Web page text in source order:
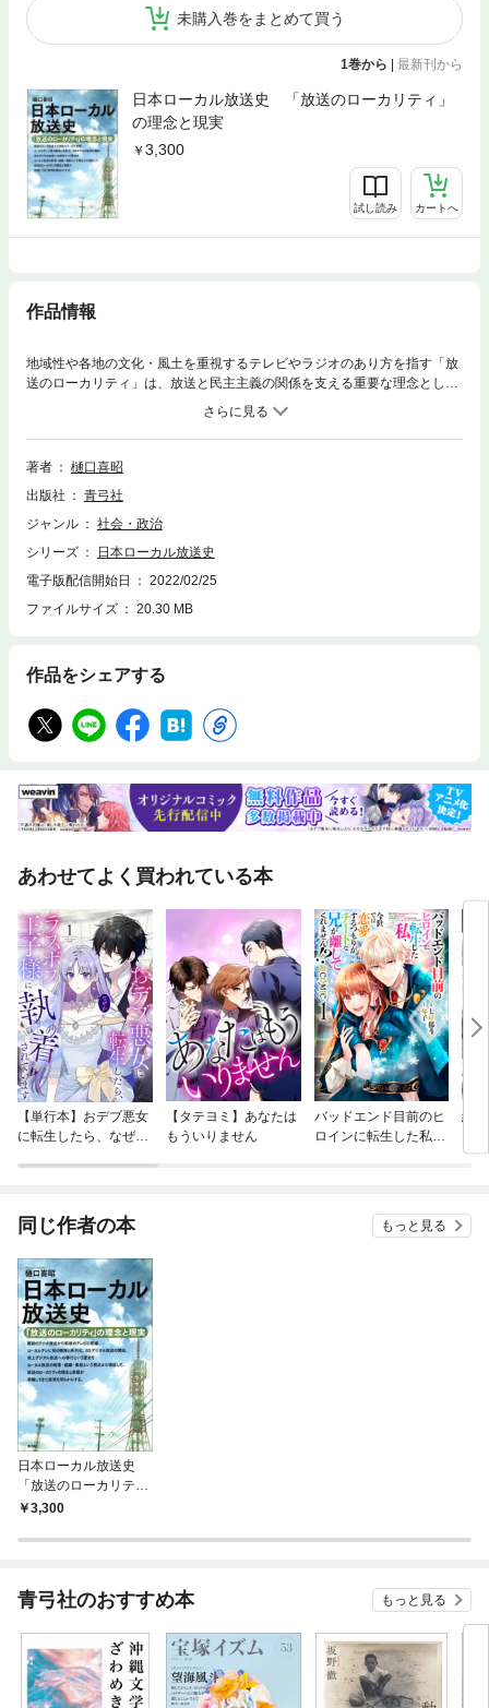
未購入巻をまとめて買う
1巻から | 最新刊から
日本ローカル放送史 「放送のローカリティ」
の理念と現実
3,300
試し読み カートへ
作品情報
地域性や各地の文化・風土を重視するテレビやラジオのあり方を指す「放
送のローカリティ」は、放送と民主主義の関係を支える重要な理念として
参照されてきた。一方で、戦前から通底する行政手法、地方紙や自治体を
中心にした戦後の運営主体、中央集権的な（キー局中心的な）放送ネット
ワークなどにより、放送と地域の関係は常にきしみも見せてきた。戦前の
ラジオ放送から戦後のテレビの登場、ローカルテレビ局の開局と系列化、
送の制度・組織・番組という視点から検証して、放送のローカリティの理
念と実態が乖離してきた実情を明らかにする。多くの史料を渉猟し関係者
ローカル放送のあり方を指し示す。
著者
樋口喜昭
出版社
青弓社
ジャンル
社会・政治
シリーズ
日本ローカル放送史
電子版配信開始日
2022/02/25
ファイルサイズ
20.30 MB
作品をシェアする
あわせてよく買われている本
【単行本】おデブ悪女
に転生したら、なぜか
【タテヨミ】あなたは
もういりません
バッドエンド目前のヒ
ロインに転生した私、
結
同じ作者の本 もっと見る
日本ローカル放送史
「放送のローカリテ
ィ」の理念と現実
3,300
青弓社のおすすめ本 もっと見る